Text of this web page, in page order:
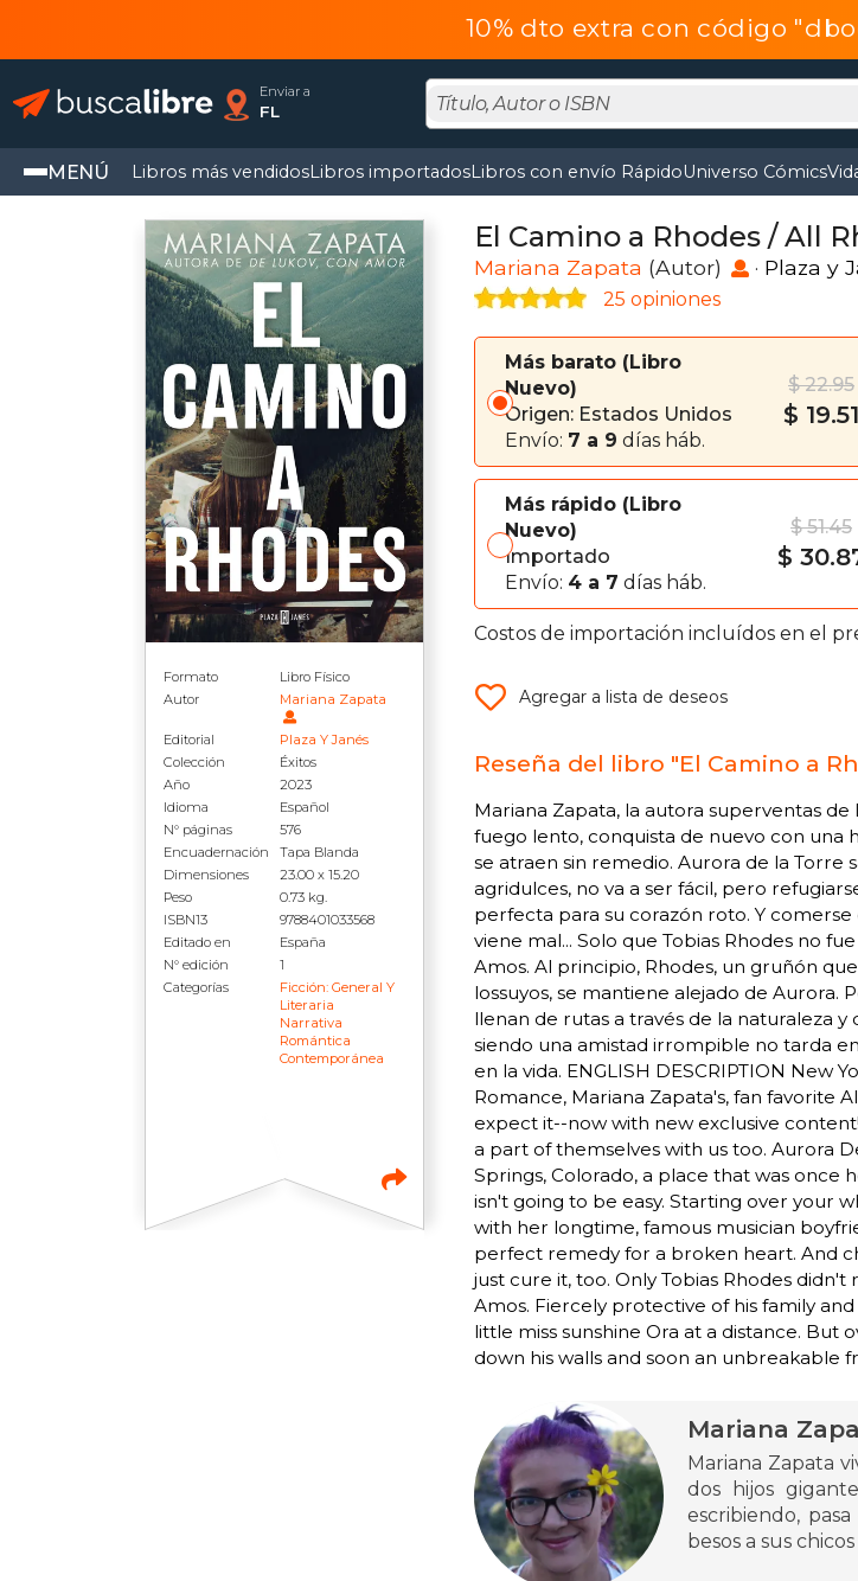
10% dto extra con código
Enviar a
FL
MENÚ Libros más vendidosLibros importadosLibros con envío RápidoUniverso Cómics
Formato
Libro Físico
Autor
Mariana Zapata
Editorial
Plaza Y Janés
Colección
Éxitos
Año
2023
Idioma
Español
N° páginas
576
Encuadernación
Tapa Blanda
Dimensiones
23.00 x 15.20
Peso
0.73 kg.
ISBN13
9788401033568
Editado en
España
N° edición
1
Categorías
Ficción: General Y
Literaria
Narrativa
Romántica
Contemporánea
El Camino a Rhodes / All
Mariana Zapata (Autor) · Plaza y
25 opiniones
Más barato
Libro
Nuevo
Origen: Estados Unidos
Envío: 7 a 9 días háb.
$ 22.95
$ 19.51
Más rápido
Libro
Nuevo
Importado
Envío: 4 a 7 días háb.
$ 51.45
$
Costos de importación incluídos en el
Agregar a lista de deseos
Reseña del libro "El Camino a
Mariana Zapata, la autora superventas
fuego lento, conquista de nuevo con una
se atraen sin remedio. Aurora de la Torre
agridulces, no va a ser fácil, pero
perfecta para su corazón roto. Y comerse
viene mal... Solo que Tobias Rhodes no
Amos. Al principio, Rhodes, un gruñón
lossuyos, se mantiene alejado de Aurora.
llenan de rutas a través de la naturaleza
siendo una amistad irrompible no tarda
en la vida. ENGLISH DESCRIPTION
Romance, Mariana Zapata's, fan favorite
expect it--now with new exclusive
a part of themselves with us too. Aurora
Springs, Colorado, a place that was
isn't going to be easy. Starting over your
with her longtime, famous musician
perfect remedy for a broken heart. And
just cure it, too. Only Tobias Rhodes
Amos. Fiercely protective of his family
little miss sunshine Ora at a distance. But
down his walls and soon an unbreakable
Mariana
Mariana Zapata
dos hijos
escribiendo,
besos a sus